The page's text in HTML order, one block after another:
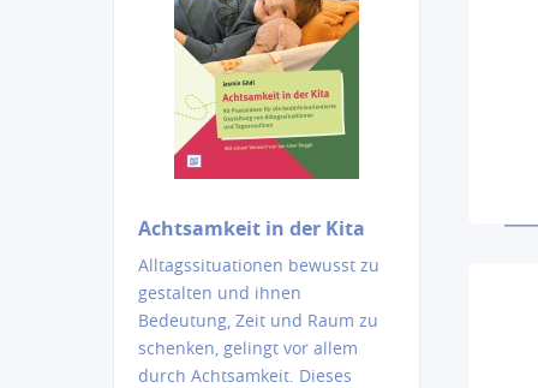
Achtsamkeit in der Kita
Alltagssituationen bewusst zu
gestalten und ihnen
Bedeutung, Zeit und Raum zu
schenken, gelingt vor allem
durch Achtsamkeit. Dieses